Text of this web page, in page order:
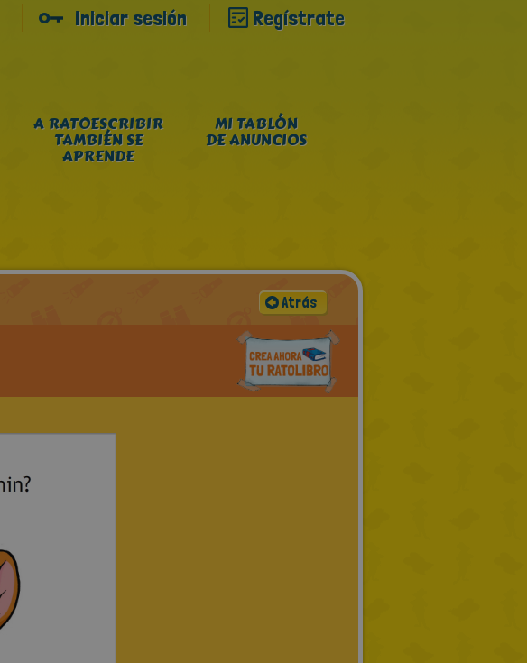
Iniciar sesión Regístrate
A RATOESCRIBIR
TAMBIÉN SE
APRENDE
MI TABLÓN
DE ANUNCIOS
Atrás